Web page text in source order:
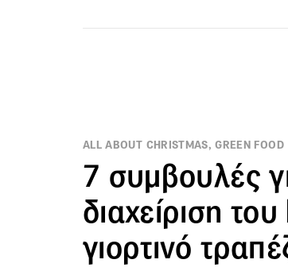
ALL ABOUT CHRISTMAS, GREEN FOOD
7 συμβουλές
διαχείριση
γιορτινό